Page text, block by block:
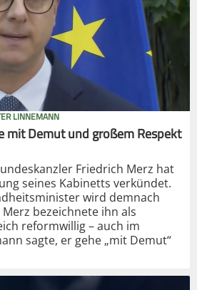
LINNEMANN
mit Demut und großem Respekt
Friedrich Merz hat
seines Kabinetts verkündet.
wird demnach
bezeichnete ihn als
reformwillig – auch im
sagte, er gehe „mit Demut“